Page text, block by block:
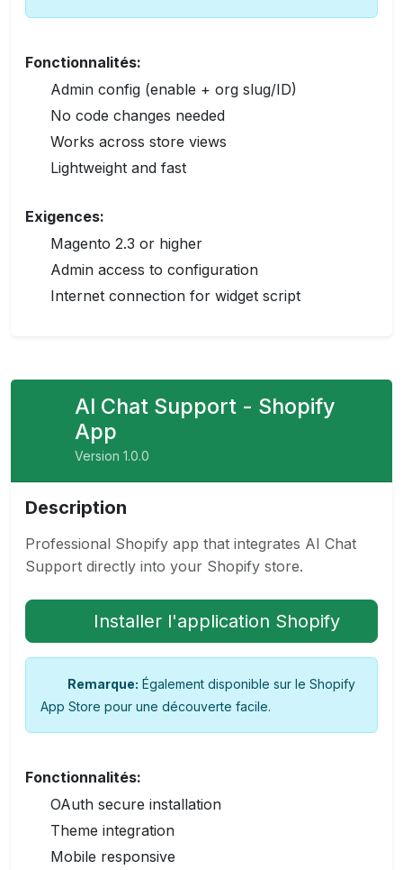
Fonctionnalités:
Admin config (enable + org slug/ID)
No code changes needed
Works across store views
Lightweight and fast
Exigences:
Magento 2.3 or higher
Admin access to configuration
Internet connection for widget script
AI Chat Support - Shopify
App
Version 1.0.0
Description
Professional Shopify app that integrates AI Chat
Support directly into your Shopify store.
Installer l'application Shopify
Remarque: Également disponible sur le Shopify
App Store pour une découverte facile.
Fonctionnalités:
OAuth secure installation
Theme integration
Mobile responsive